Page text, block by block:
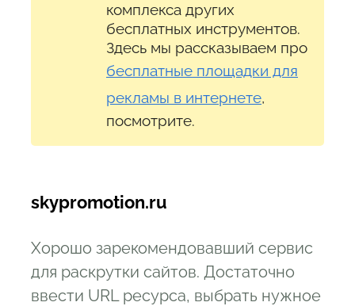
комплекса других
бесплатных инструментов.
Здесь мы рассказываем про
бесплатные площадки для
рекламы в интернете,
посмотрите.
skypromotion.ru
Хорошо зарекомендовавший сервис
для раскрутки сайтов. Достаточно
ввести URL ресурса, выбрать нужное